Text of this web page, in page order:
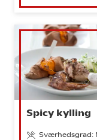
Spicy kylling
Sværhedsgrad: